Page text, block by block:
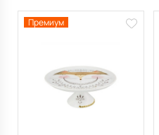
Премиум